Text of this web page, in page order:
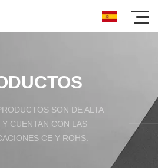
SON DE ALTA
Y CUENTAN CON LAS
CE Y ROHS.